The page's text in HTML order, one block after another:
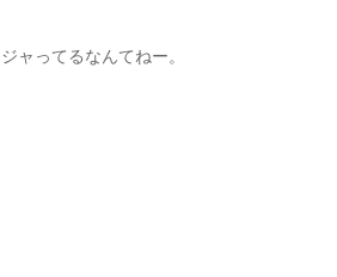
ャってるなんてねー。